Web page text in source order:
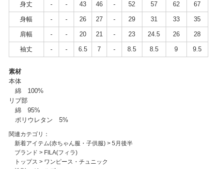
身丈 - - 43 46 - 52 57 62 67
身幅 - - 26 27 - 29 31 33 35
肩幅 - - 20 21 - 23 24.5 26 28
袖丈 - - 6.5 7 - 8.5 8.5 9 9.5
素材
本体
綿 100%
リブ部
綿 95%
ポリウレタン 5%
関連カテゴリ：
新着アイテム(赤ちゃん服・子供服)> 5月後半
ブランド > FILA(フィラ)
トップス > ワンピース・チュニック